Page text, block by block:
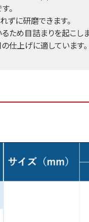
。
に研磨できます。
め目詰まりを起こし
仕上げに適しています。